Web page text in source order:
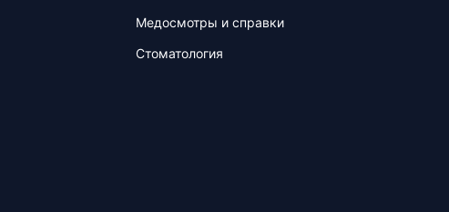
Медосмотры и справки
Стоматология